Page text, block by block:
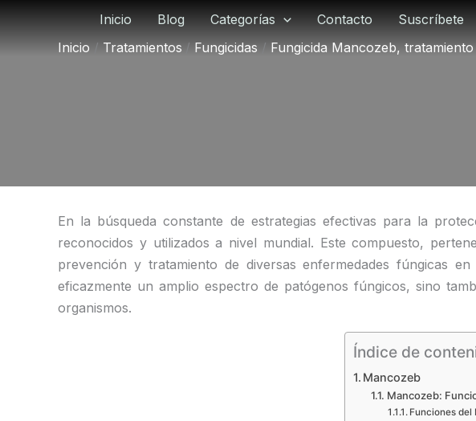
contenido
Inicio Blog Categorías Contacto Suscríbete
Inicio Tratamientos Fungicidas Fungicida Mancozeb,
En la búsqueda constante de estrategias efectivas para la
reconocidos y utilizados a nivel mundial. Este compuesto,
prevención y tratamiento de diversas enfermedades fúngicas
eficazmente un amplio espectro de patógenos fúngicos, sino
organismos.
Índice de
Mancozeb
Mancozeb:
Funciones del